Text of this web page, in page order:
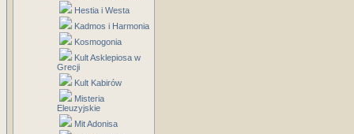
Hestia i Westa
Kadmos i Harmonia
Kosmogonia
Kult Asklepiosa w
Grecji
Kult Kabirów
Misteria
Eleuzyjskie
Mit Adonisa